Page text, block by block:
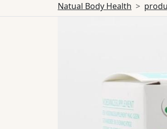
Natual Body Health